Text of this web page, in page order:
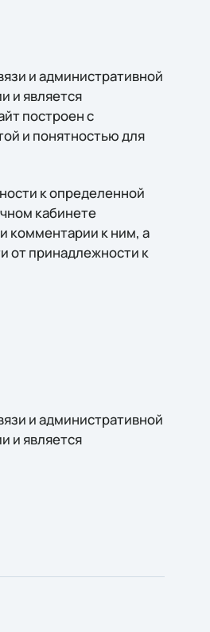
и административной
и является
построен с
и понятностью для
к определенной
кабинете
комментарии к ним, а
от принадлежности к
и административной
и является